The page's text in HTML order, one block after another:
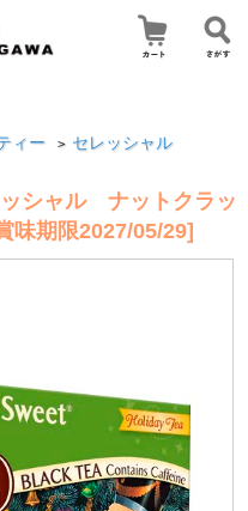
ィー > セレッシャル
ッシャル ナットクラッ
味期限2027/05/29]